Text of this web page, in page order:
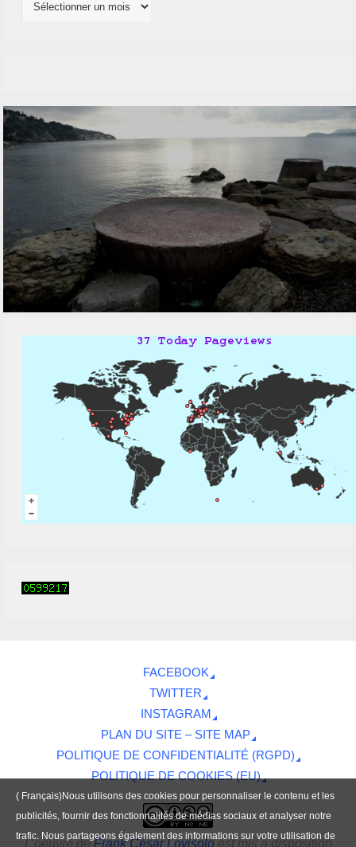
FACEBOOK
TWITTER
INSTAGRAM
PLAN DU SITE – SITE MAP
POLITIQUE DE CONFIDENTIALITÉ (RGPD)
POLITIQUE DE COOKIES (EU)
L'oeuvredeFrank César Lovisoloest mis à disposition
( Français)Nous utilisons des cookies pour personnaliser le contenu et les
publicités, fournir des fonctionnalités de médias sociaux et analyser notre
trafic. Nous partageons également des informations sur votre utilisation de